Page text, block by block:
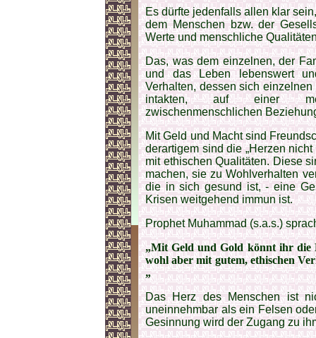
Es dürfte jedenfalls allen klar
dem Menschen bzw. der
Werte und menschliche
Das, was dem einzelnen, der
und das Leben lebenswert
Verhalten, dessen sich
intakten, auf einer
zwischenmenschlichen
Mit Geld und Macht sind
derartigem sind die „Herzen
mit ethischen Qualitäten. Diese
machen, sie zu Wohlverhalten
die in sich gesund ist, - eine
Krisen weitgehend immun ist.
Prophet Muhammad (s.a.s.)
„Mit Geld und Gold könnt ihr die
wohl aber mit gutem, ethischen
„
Das Herz des Menschen ist
uneinnehmbar als ein Felsen
Gesinnung wird der Zugang zu